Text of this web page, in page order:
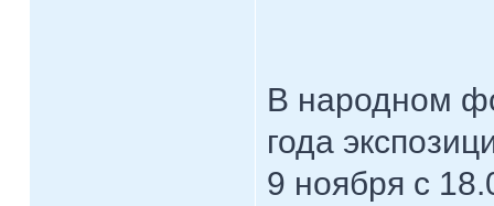
В народном
года
9 ноября с